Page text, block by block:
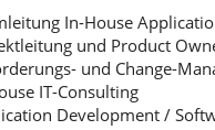
In-House
und Product
und Change-
IT-Consulting
Development /